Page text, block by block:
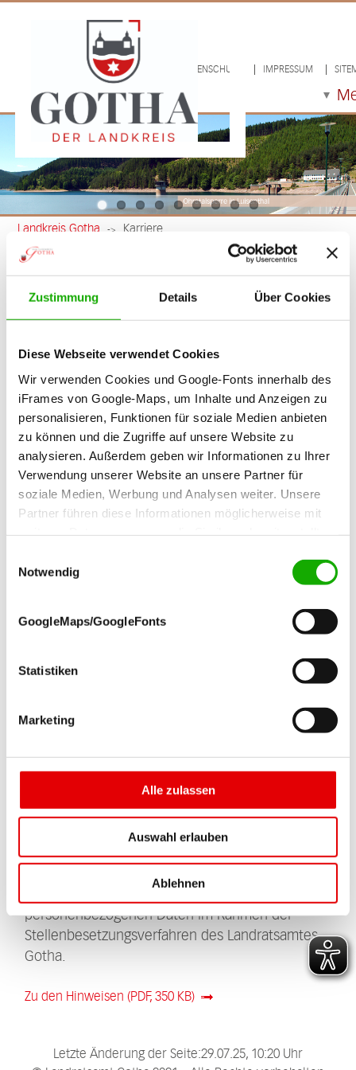
Zustimmung Details Über Cookies
Diese Webseite verwendet Cookies
Wir verwenden Cookies und Google-Fonts innerhalb des
iFrames von Google-Maps, um Inhalte und Anzeigen zu
personalisieren, Funktionen für soziale Medien anbieten
zu können und die Zugriffe auf unsere Website zu
analysieren. Außerdem geben wir Informationen zu Ihrer
Verwendung unserer Website an unsere Partner für
soziale Medien, Werbung und Analysen weiter. Unsere
Partner führen diese Informationen möglicherweise mit
gesammelt haben.
Notwendig
GoogleMaps/GoogleFonts
Statistiken
Marketing
Alle zulassen
Auswahl erlauben
Ablehnen
IMPRESSUM
DATENSCHUTZ
LOGIN/LOGOUT
Landkreis Gotha -> Karriere
Karriere
Ganz sicher vielfältig - unsere Jobs im
Engagierte und zuverlässige Mitarbeiter:innen sind
der Schlüssel zum Erfolg, deshalb suchen wir Sie.
Werden Sie Teil unseres Teams im Landratsamt
Gotha. Mit rund 700 Mitarbeitenden gehören wir
zu den größten Arbeitgebern in der Region. Wir
bieten Ihnen neben einem sicheren Job und einer
angemessenen Vergütung spannende
Ganz sicher vielfältig: In unserem Bewerberportal
können sich direkt online bewerben.
unserer Jobvielfalt gibt es außerdem
in diesem
Du möchtest bei uns eine Ausbildung oder ein
Hinweise zur Datenverarbeitung
personenbezogenen Daten im Rahmen der
Stellenbesetzungsverfahren des Landratsamtes
Gotha.
Zu den Hinweisen (PDF, 350 KB)
Letzte Änderung der Seite:29.07.25, 10:20 Uhr